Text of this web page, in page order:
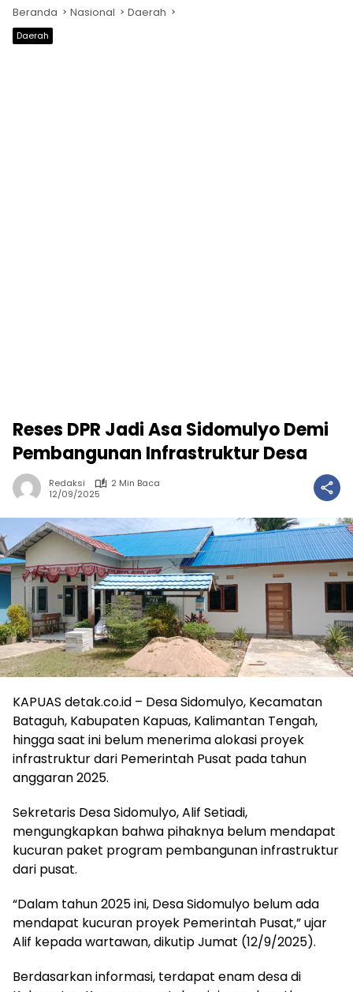
Beranda Nasional Daerah
Daerah
Reses DPR Jadi Asa Sidomulyo Demi
Pembangunan Infrastruktur Desa
Redaksi
2 Min Baca
12/09/2025
KAPUAS detak.co.id – Desa Sidomulyo, Kecamatan
Bataguh, Kabupaten Kapuas, Kalimantan Tengah,
hingga saat ini belum menerima alokasi proyek
infrastruktur dari Pemerintah Pusat pada tahun
anggaran 2025.
Sekretaris Desa Sidomulyo, Alif Setiadi,
mengungkapkan bahwa pihaknya belum mendapat
kucuran paket program pembangunan infrastruktur
dari pusat.
“Dalam tahun 2025 ini, Desa Sidomulyo belum ada
mendapat kucuran proyek Pemerintah Pusat,” ujar
Alif kepada wartawan, dikutip Jumat (12/9/2025).
Berdasarkan informasi, terdapat enam desa di